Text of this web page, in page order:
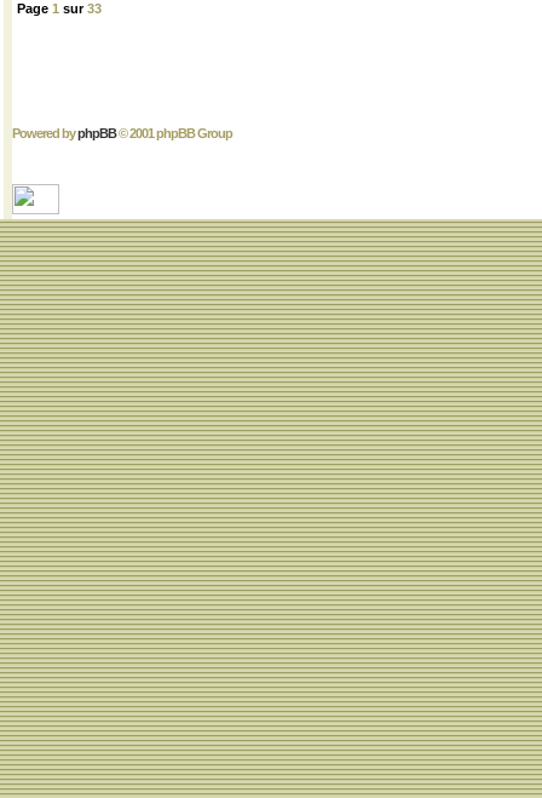
Page 1 sur33
Powered byphpBB© 2001 phpBB Group